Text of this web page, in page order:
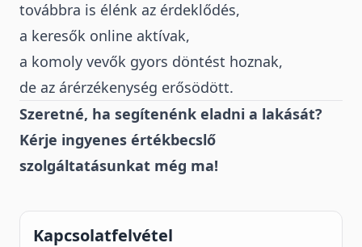
továbbra is élénk az érdeklődés,
a keresők online aktívak,
a komoly vevők gyors döntést hoznak,
de az árérzékenység erősödött.
Szeretné, ha segítenénk eladni a lakását?
Kérje ingyenes értékbecslő
szolgáltatásunkat még ma!
Kapcsolatfelvétel